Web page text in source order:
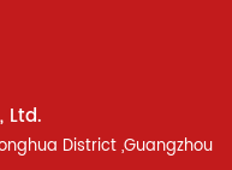
Ltd.
District ,Guangzhou